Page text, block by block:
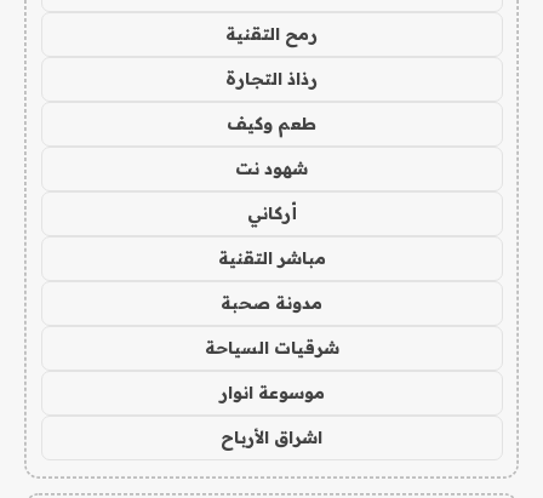
رمح التقنية
رذاذ التجارة
طعم وكيف
شهود نت
أركاني
مباشر التقنية
مدونة صحبة
شرقيات السياحة
موسوعة انوار
اشراق الأرباح